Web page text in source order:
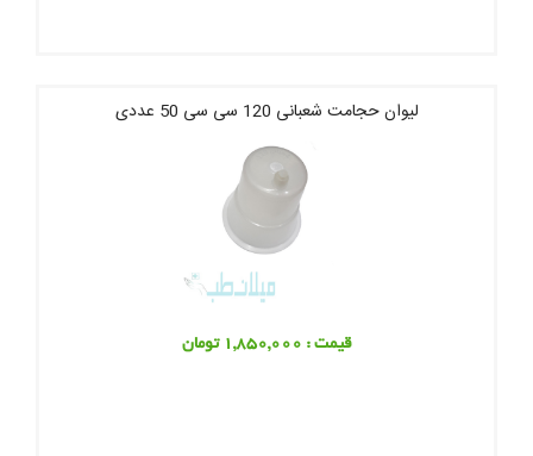
ليوان حجامت شعبانی 120 سی سی 50 عددی
قیمت : 1,850,000 تومان